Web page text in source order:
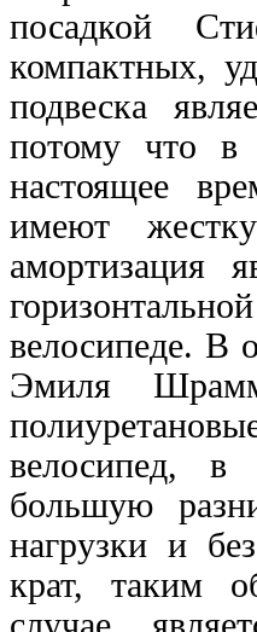
посадкой
компактных,
подвеска
потому что в
настоящее
имеют
амортизация
велосипеде. В
Эмиля
велосипед, в
большую
нагрузки и
крат, таким